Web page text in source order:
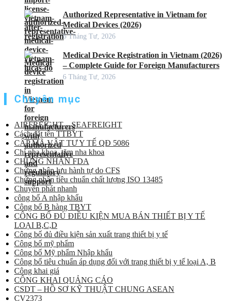
Authorized Representative in Vietnam for
Medical Devices (2026)
6 Tháng Tư, 2026
Medical Device Registration in Vietnam (2026)
– Complete Guide for Foreign Manufacturers
6 Tháng Tư, 2026
Chuyên mục
AIRFREIGHT – SEAFREIGHT
Cách đặt tên TTBYT
CẤP MÃ VẬT TƯ Y TẾ QĐ 5086
Chỉ nha khoa, tăm nha khoa
CHỨNG NHẬN FDA
Chứng nhận lưu hành tự do CFS
Chứng nhận tiêu chuẩn chất lượng ISO 13485
Chuyển phát nhanh
công bố A nhập khẩu
Công bố B hàng TBYT
CÔNG BỐ ĐỦ ĐIỀU KIỆN MUA BÁN THIẾT BỊ Y TẾ
LOẠI B,C,D
Công bố đủ điều kiện sản xuất trang thiết bị y tế
Công bố mỹ phẩm
Công bố Mỹ phẩm Nhập khẩu
Công bố tiêu chuẩn áp dụng đối với trang thiết bị y tế loại A, B
Công khai giá
CÔNG KHAI QUẢNG CÁO
CSDT – HỒ SƠ KỸ THUẬT CHUNG ASEAN
CV2373